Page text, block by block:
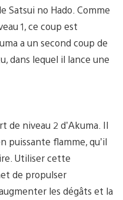
Satsui no Hado. Comme
1, ce coup est
a un second coup de
dans lequel il lance une
de niveau 2 d’Akuma. Il
puissante flamme, qu’il
Utiliser cette
de propulser
les dégâts et la